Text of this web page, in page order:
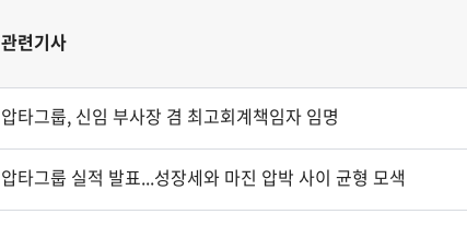
관련기사
압타그룹, 신임 부사장 겸 최고회계책임자 임명
압타그룹 실적 발표...성장세와 마진 압박 사이 균형 모색